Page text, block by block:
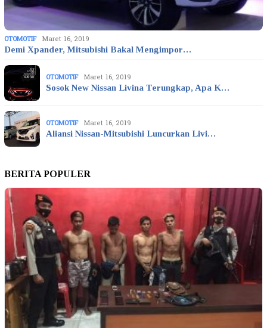
OTOMOTIF Maret 16, 2019
Demi Xpander, Mitsubishi Bakal Mengimpor…
OTOMOTIF Maret 16, 2019
Sosok New Nissan Livina Terungkap, Apa K…
OTOMOTIF Maret 16, 2019
Aliansi Nissan-Mitsubishi Luncurkan Livi…
BERITA POPULER